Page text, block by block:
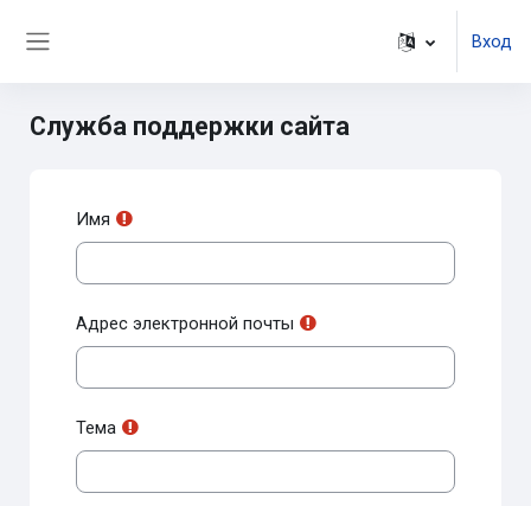
Вход
Служба поддержки сайта
Имя
Адрес электронной почты
Тема